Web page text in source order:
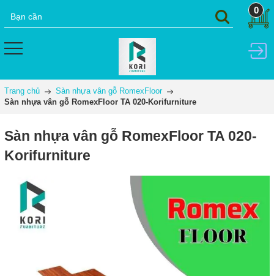
0
Trang chủ
Sàn nhựa vân gỗ RomexFloor
Sàn nhựa vân gỗ RomexFloor TA 020-Korifurniture
Sàn nhựa vân gỗ RomexFloor TA 020-
Korifurniture